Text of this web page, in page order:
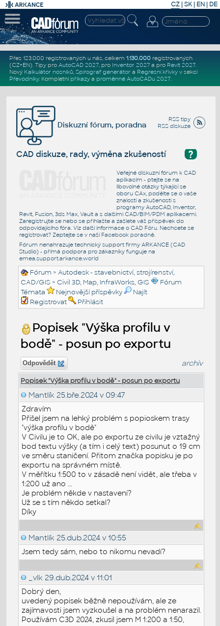
CZ | SK| EN | DE
Přes 123.000 registrovaných u nás, celkem 1.130.000registrovaných
(CZ+EN). Tipy pro AutoCAD 2027, pro Inventor 2027a pro Revit 2027.
Nový Kalkulátor nosníků, Spirograf generátor a Regresní křivkyv sekci
Převodníky. Kompletní příkazya proměnné AutoCADu 2027.
RSS tipy
RSS diskuze
Diskuzní fórum, poradna
?
CAD diskuze, rady, výměna zkušeností
Veřejné diskuzní fórum k CAD
aplikacím - ptejte se na
libovolné otázky týkající se
oboru CAx, podělte se o vaše
znalosti a zkušenosti s
programy AutoCAD, Inventor,
Revit, Fusion, 3ds Max, Vault a s dalšími CAD/BIM/PDM aplikacemi.
Zaregistrujte se nebo se přihlašte a zašlete váš příspěvek do
odpovídajícího fóra. Viz další informace o CAD Fóru. Nechcete se
registrovat? Zeptejte se v naší Facebook poradně.
Fórum nenahrazuje technický support firmy ARKANCE (CAD
Studio) - přímá podpora pro zákazníky funguje na
emea.support.arkance.world
Fórum >Autodesk - stavebnictví, strojírenství,
CAD/GIS > Civil 3D, Map, InfraWorks, GIS
Fórum
Témata
Nejnovější příspěvky
Najít
Registrovat
Přihlásit
Popisek "Výška profilu v
bodě" - posun po exportu
Odpovědět archiv
Popisek "Výška profilu v bodě" - posun po exportu
Mantlík 25.bře.2024 v 09:47
Zdravím
Přišel jsem na lehký problém s popioskem trasy
"výška profilu v bodě"
V Civilu je to OK, ale po exportu ze civilu je vztažný
bod textu výšky (a tím i celý text) posunut o 19 cm
ve směru staničení. Přitom značka popisku je po
exportu na správném místě.
V měřítku 1:500 to v zásadě není vidět, ale třeba v
1:200 už ano ...
Je problém někde v nastavení?
Už se s tím někdo setkal?
Díky
Mantlík 25.dub.2024 v 10:55
Jsem tedy sám, nebo to nikomu nevadí?
_vlk 29.dub.2024 v 11:01
Dobrý den,
uvedený popisek běžně nepoužívám, ale ze
zajímavosti jsem vyzkoušel a na problém nenarazil.
Používám C3D 2024, zkusil jsem M 1:200 a 1:50,